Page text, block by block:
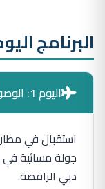
البرنامج
اليوم 1: الوصول إلى دبي
استقبال في
جولة مسائية
دبي الراقصة.